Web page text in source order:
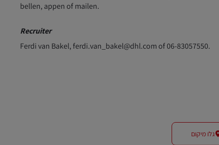
bellen, appen of mailen.
Recruiter
Ferdi van Bakel, ferdi.van_bakel@dhl.com of 06-83057550.
גלו מיקום